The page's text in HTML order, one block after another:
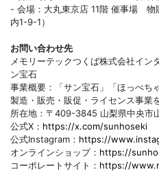
- 会場：大丸東京店 11階 催事場 物
内1-9-1）
お問い合わせ先
メモリーテックつくば株式会社イン
ン宝石
事業概要：「サン宝石」「ほっぺち
製造・販売・販促・ライセンス事業
所在地：〒409-3845 山梨県中央市
公式X： https://x.com/sunhoseki
公式Instagram： https://
オンラインショップ： https://
コーポレートサイト： https://